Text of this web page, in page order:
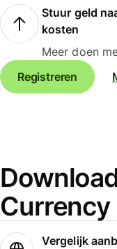
Stuur geld
kosten
Meer doen
Registreren
Vergelijk